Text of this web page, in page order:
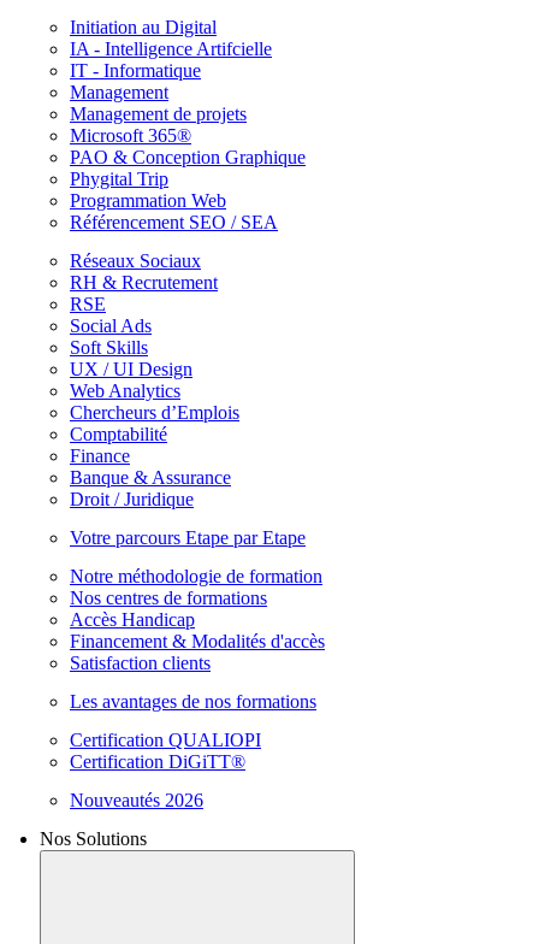
Initiation au Digital
IA - Intelligence Artifcielle
IT - Informatique
Management
Management de projets
Microsoft 365®
PAO & Conception Graphique
Phygital Trip
Programmation Web
Référencement SEO / SEA
Réseaux Sociaux
RH & Recrutement
RSE
Social Ads
Soft Skills
UX / UI Design
Web Analytics
Chercheurs d’Emplois
Comptabilité
Finance
Banque & Assurance
Droit / Juridique
Votre parcours Etape par Etape
Notre méthodologie de formation
Nos centres de formations
Accès Handicap
Financement & Modalités d'accès
Satisfaction clients
Les avantages de nos formations
Certification QUALIOPI
Certification DiGiTT®
Nouveautés 2026
Nos Solutions